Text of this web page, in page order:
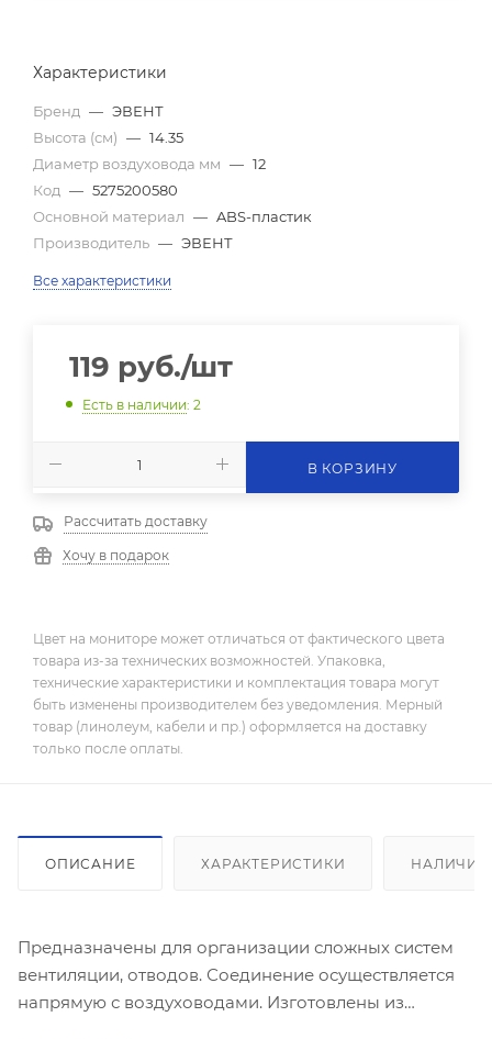
Характеристики
Бренд — ЭВЕНТ
Высота (см) — 14.35
Диаметр воздуховода мм — 12
Код — 5275200580
Основной материал — ABS-пластик
Производитель — ЭВЕНТ
Все характеристики
119 руб./шт
Есть в наличии: 2
В КОРЗИНУ
Рассчитать доставку
Хочу в подарок
Цвет на мониторе может отличаться от фактического цвета
товара из-за технических возможностей. Упаковка,
технические характеристики и комплектация товара могут
быть изменены производителем без уведомления. Мерный
товар (линолеум, кабели и пр.) оформляется на доставку
только после оплаты.
ОПИСАНИЕ ХАРАКТЕРИСТИКИ НАЛИЧИЕ
Предназначены для организации сложных систем
вентиляции, отводов. Соединение осуществляется
напрямую с воздуховодами. Изготовлены из